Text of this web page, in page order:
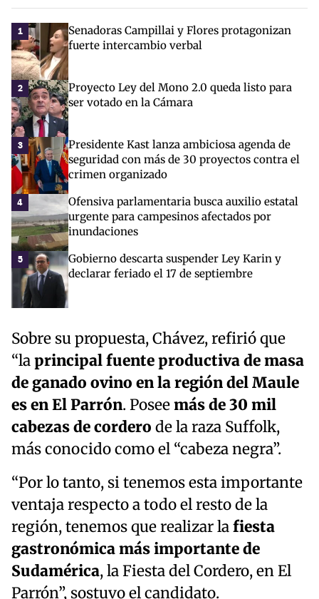
1
Senadoras Campillai y Flores protagonizan
fuerte intercambio verbal
2
Proyecto Ley del Mono 2.0 queda listo para
ser votado en la Cámara
3
Presidente Kast lanza ambiciosa agenda de
seguridad con más de 30 proyectos contra el
crimen organizado
4
Ofensiva parlamentaria busca auxilio estatal
urgente para campesinos afectados por
inundaciones
5
Gobierno descarta suspender Ley Karin y
declarar feriado el 17 de septiembre
Sobre su propuesta, Chávez, refirió que
“laprincipal fuente productiva de masa
de ganado ovino en la región del Maule
es en El Parrón. Poseemás de 30 mil
cabezas de cordero de la raza Suffolk,
más conocido como el “cabeza negra”.
“Por lo tanto, si tenemos esta importante
ventaja respecto a todo el resto de la
región, tenemos que realizar lafiesta
gastronómica más importante de
Sudamérica, la Fiesta del Cordero, en El
Parrón”, sostuvo el candidato.